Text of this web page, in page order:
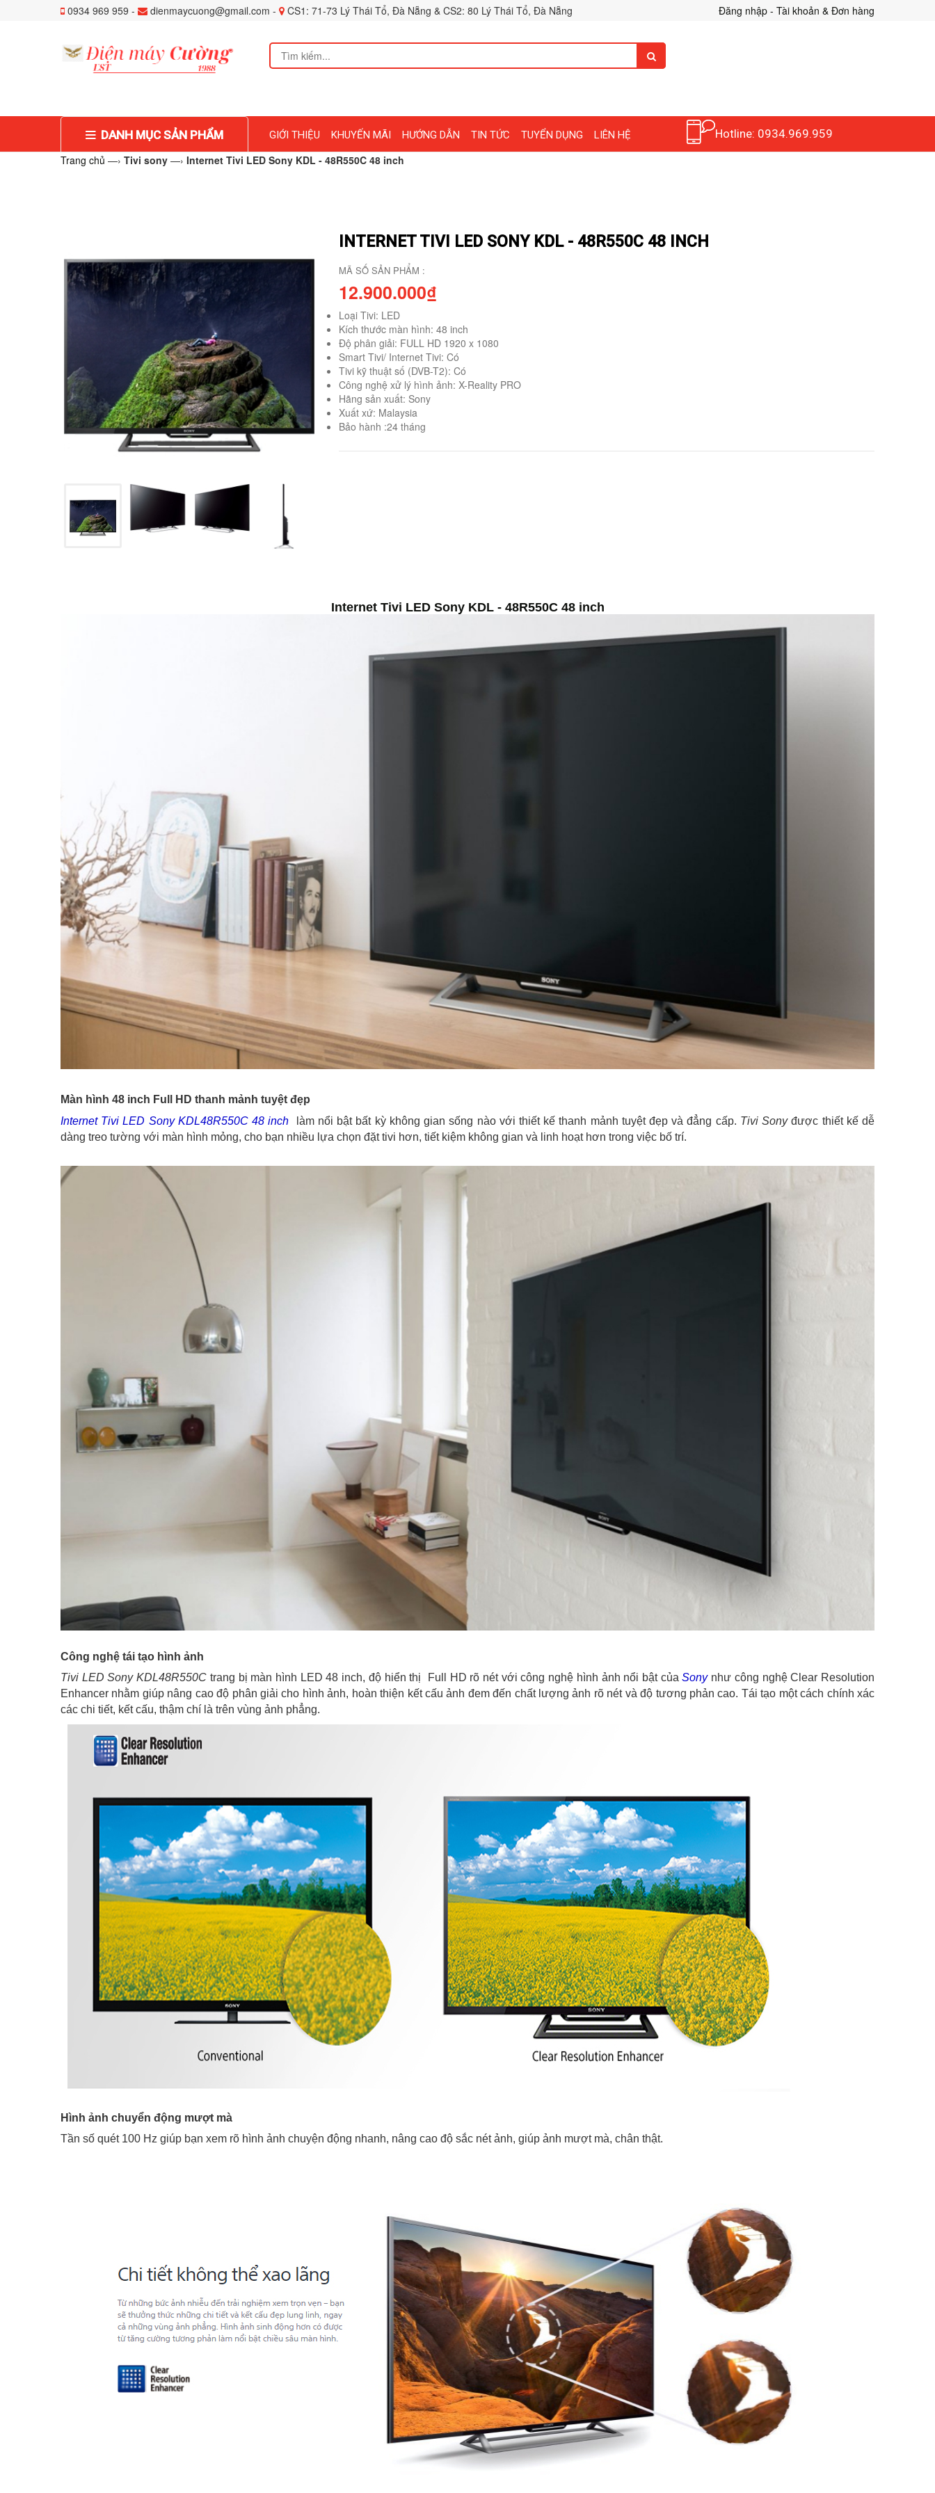
0934 969 959 - dienmaycuong@gmail.com - CS1: 71-73 Lý Thái Tổ, Đà Nẵng & CS2: 80 Lý Thái Tổ, Đà Nẵng Đăng nhập - Tài khoản & Đơn hàng
DANH MỤC SẢN PHẨM GIỚI THIỆU KHUYẾN MÃI HƯỚNG DẪN TIN TỨC TUYỂN DỤNG LIÊN HỆ
Hotline: 0934.969.959
Trang chủ —› Tivi sony —› Internet Tivi LED Sony KDL - 48R550C 48 inch
INTERNET TIVI LED SONY KDL - 48R550C 48 INCH
MÃ SỐ SẢN PHẨM :
12.900.000₫
Loại Tivi: LED
Kích thước màn hình: 48 inch
Độ phân giải: FULL HD 1920 x 1080
Smart Tivi/ Internet Tivi: Có
Tivi kỹ thuật số (DVB-T2): Có
Công nghệ xử lý hình ảnh: X-Reality PRO
Hãng sản xuất: Sony
Xuất xứ: Malaysia
Bảo hành :24 tháng
Internet Tivi LED Sony KDL - 48R550C 48 inch​
Màn hình 48 inch Full HD thanh mảnh tuyệt đẹp
Internet Tivi LED Sony KDL48R550C 48 inch
làm nổi bật bất kỳ không gian sống nào với thiết kế thanh mảnh tuyệt đẹp và đẳng cấp. Tivi Sonyđược thiết kế dễ
dàng treo tường với màn hình mỏng, cho bạn nhiều lựa chọn đặt tivi hơn, tiết kiệm không gian và linh hoạt hơn trong việc bố trí.
Công nghệ tái tạo hình ảnh
Tivi LED Sony KDL48R550C trang bị màn hình LED 48 inch, độ hiển thị Full HD rõ nét với công nghệ hình ảnh nổi bật củaSonynhư công nghệ Clear Resolution
Enhancer nhằm giúp nâng cao độ phân giải cho hình ảnh, hoàn thiện kết cấu ảnh đem đến chất lượng ảnh rõ nét và độ tương phản cao. Tái tạo một cách chính xác
các chi tiết, kết cấu, thậm chí là trên vùng ảnh phẳng.
Hình ảnh chuyển động mượt mà
Tần số quét 100 Hz giúp bạn xem rõ hình ảnh chuyện động nhanh, nâng cao độ sắc nét ảnh, giúp ảnh mượt mà, chân thật.